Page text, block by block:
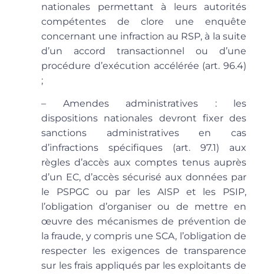
nationales permettant à leurs autorités
compétentes de clore une enquête
concernant une infraction au RSP, à la suite
d’un accord transactionnel ou d’une
procédure d’exécution accélérée (art. 96.4)
;
– Amendes administratives : les
dispositions nationales devront fixer des
sanctions administratives en cas
d’infractions spécifiques (art. 97.1) aux
règles d’accès aux comptes tenus auprès
d’un EC, d’accès sécurisé aux données par
le PSPGC ou par les AISP et les PSIP,
l’obligation d’organiser ou de mettre en
œuvre des mécanismes de prévention de
la fraude, y compris une SCA, l’obligation de
respecter les exigences de transparence
sur les frais appliqués par les exploitants de